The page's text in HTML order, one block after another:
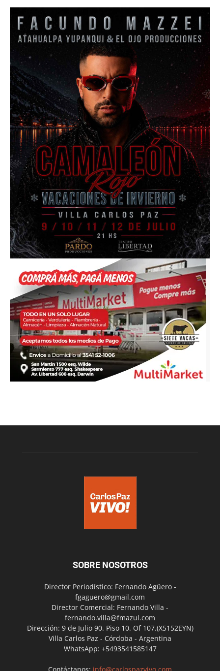
SOBRE NOSOTROS
Director Periodístico: Fernando Agüero -
fgaguero@gmail.com
Director Comercial: Fernando Villa -
fernando.villa@fmazul.com
Dirección: 9 de Julio 90. Piso 10. Of 107.(X5152EYN)
Villa Carlos Paz - Córdoba - Argentina
WhatsApp: +5493541585147